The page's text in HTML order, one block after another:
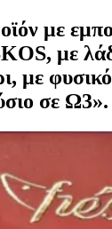
με
με
με
σε Ω3».